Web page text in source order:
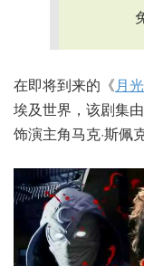
在即将到来的《月
埃及世界，该剧集
饰演主角马克·斯佩